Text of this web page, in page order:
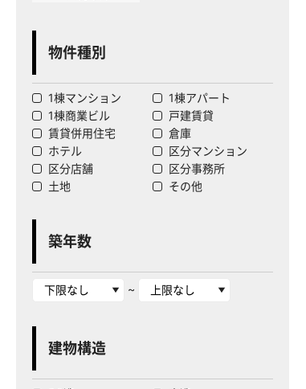
物件種別
1棟マンション
1棟アパート
1棟商業ビル
戸建賃貸
賃貸併用住宅
倉庫
ホテル
区分マンション
区分店舗
区分事務所
土地
その他
築年数
~
建物構造